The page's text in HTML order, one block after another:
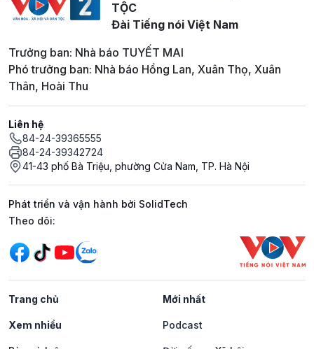
TỘC
Đài Tiếng nói Việt Nam
Trưởng ban: Nhà báo TUYẾT MAI
Phó trưởng ban: Nhà báo Hồng Lan, Xuân Thọ, Xuân
Thân, Hoài Thu
Liên hệ
84-24-39365555
84-24-39342724
41-43 phố Bà Triệu, phường Cửa Nam, TP. Hà Nội
Phát triển và vận hành bởi SolidTech
Mạng xã hội
Theo dõi:
Trang chủ Mới nhất
Xem nhiều Podcast